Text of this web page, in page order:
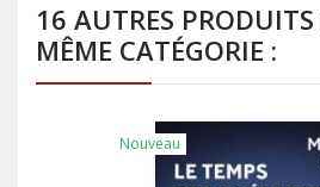
16 AUTRES
MÊME CATÉGORIE :
Nouveau